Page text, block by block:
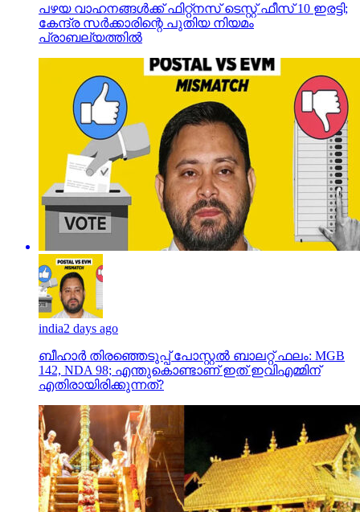
പഴയ വാഹനങ്ങള്‍ക്ക് ഫിറ്റ്‌നസ് ടെസ്റ്റ് ഫീസ് 10 ഇരട്ടി;
കേന്ദ്ര സര്‍ക്കാരിന്റെ പുതിയ നിയമം
പ്രാബല്യത്തില്‍
india2 days ago
ബീഹാർ തിരഞ്ഞെടുപ്പ് പോസ്റ്റൽ ബാലറ്റ് ഫലം: MGB
142, NDA 98; എന്തുകൊണ്ടാണ് ഇത് ഇവിഎമ്മിന്
എതിരായിരിക്കുന്നത്?